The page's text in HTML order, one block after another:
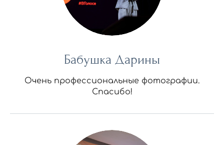
Бабушка Дарины
Очень профессиональные фотографии.
Спасибо!